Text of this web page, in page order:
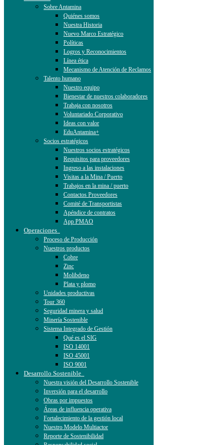
Sobre Antamina
Quiénes somos
Nuestra Historia
Nuevo Marco Estratégico
Políticas
Logros y Reconocimientos
Línea ética
Mecanismo de Atención de Reclamos
Talento humano
Nuestro equipo
Bienestar de nuestros colaboradores
Trabaja con nosotros
Voluntariado Corporativo
Ideas con valor
EduAntamina+
Socios estratégicos
Nuestros socios estratégicos
Requisitos para proveedores
Ingreso a las instalaciones
Visitas a la Mina / Puerto
Trabajos en la mina / puerto
Contactos Proveedores
Comité de Transportistas
Apéndice de contratos
App PMAO
Operaciones
Proceso de Producción
Nuestros productos
Cobre
Zinc
Molibdeno
Plata y plomo
Unidades productivas
Tour 360
Seguridad minera y salud
Minería Sostenible
Sistema Integrado de Gestión
Qué es el SIG
ISO 14001
ISO 45001
ISO 9001
Desarrollo Sostenible
Nuestra visión del Desarrollo Sostenible
Inversión para el desarrollo
Obras por impuestos
Áreas de influencia operativa
Fortalecimiento de la gestión local
Nuestro Modelo Multiactor
Reporte de Sostenibilidad